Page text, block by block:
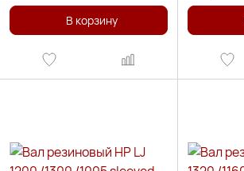
В корзину